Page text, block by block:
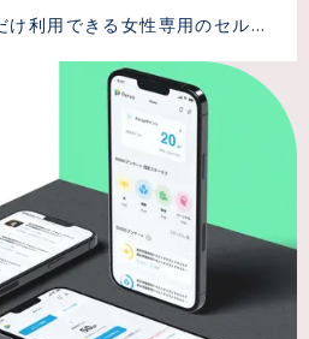
利用できる女性専用のセルフ
PORT」